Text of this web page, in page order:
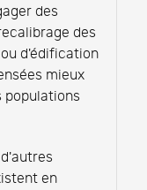
des
des
d'édification
mieux
populations
en